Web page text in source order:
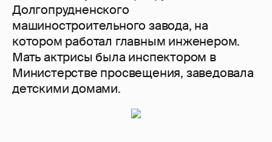
Долгопрудненского
машиностроительного завода, на
котором работал главным инженером.
Мать актрисы была инспектором в
Министерстве просвещения, заведовала
детскими домами.